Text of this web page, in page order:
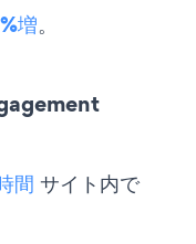
増。
間 サイト内で